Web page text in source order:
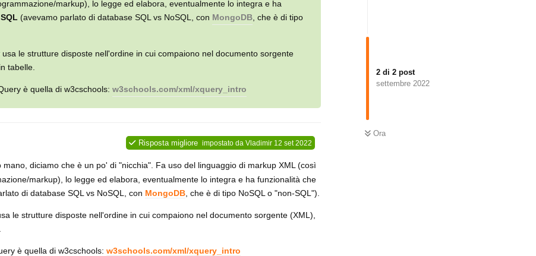
2 di 2 post
settembre 2022
Ora
markup), lo legge ed elabora, eventualmente lo integra e ha
SQL (avevamo parlato di database SQL vs NoSQL, con MongoDB , che è di tipo
le strutture disposte nell'ordine in cui compaiono nel documento sorgente
tabelle.
è quella di w3cschools: w3schools.com/xml/xquery_intro
Risposta migliore impostato da Vladimir 12 set 2022
mano, diciamo che è un po' di "nicchia". Fa uso del linguaggio di markup XML (così
markup), lo legge ed elabora, eventualmente lo integra e ha funzionalità che
di database SQL vs NoSQL, con MongoDB , che è di tipo NoSQL o "non-SQL").
le strutture disposte nell'ordine in cui compaiono nel documento sorgente (XML),
è quella di w3cschools: w3schools.com/xml/xquery_intro